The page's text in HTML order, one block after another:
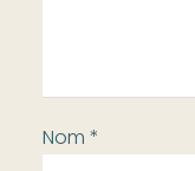
Nom*